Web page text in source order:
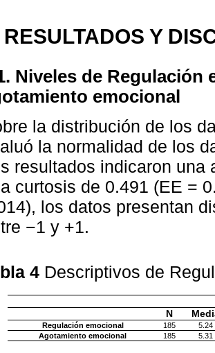
Y
Niveles de Regulación
emocional
la distribución de los
la normalidad de los
resultados indicaron
curtosis de 0.491 (EE =
los datos presentan
−1 y +1.
4 Descriptivos de
N
Regulación emocional 185
5.24
Agotamiento emocional
185 5.31